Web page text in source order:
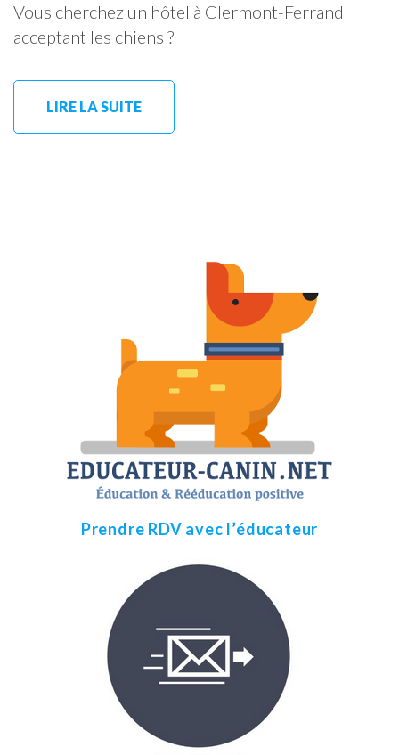
Vous cherchez un hôtel à Clermont-Ferrand
acceptant les chiens ?
LIRE LA SUITE
Prendre RDV avec l’éducateur